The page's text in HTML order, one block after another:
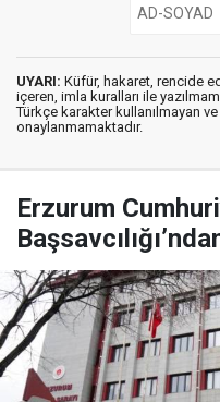
UYARI: Küfür, hakaret, rencide
içeren, imla kuralları ile
Türkçe karakter kullanılmayan
onaylanmamaktadır.
Erzurum